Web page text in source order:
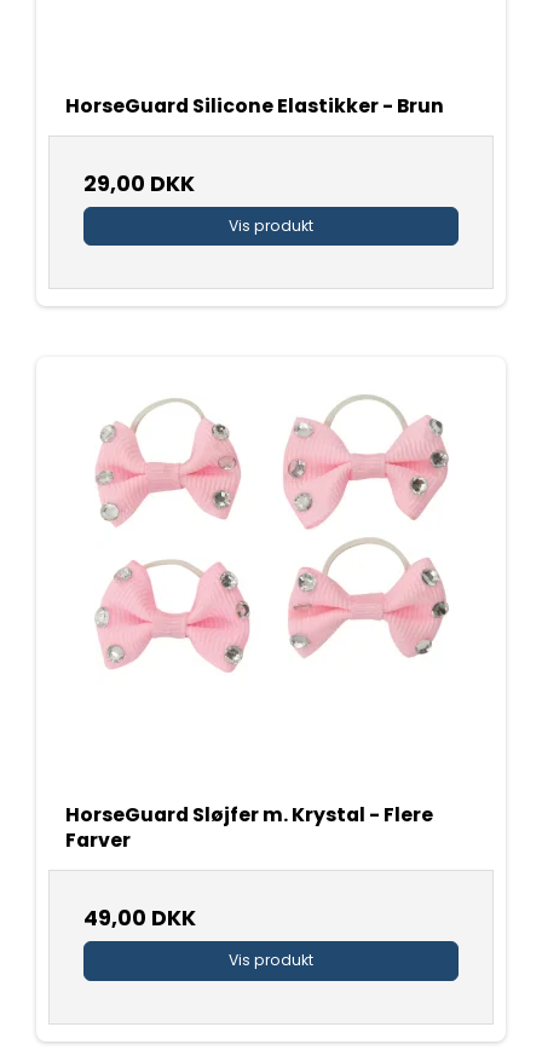
HorseGuard Silicone Elastikker - Brun
29,00 DKK
Vis produkt
HorseGuard Sløjfer m. Krystal - Flere
Farver
49,00 DKK
Vis produkt